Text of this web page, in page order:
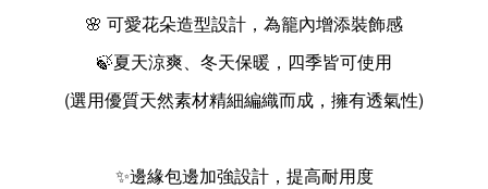
🌸 可愛花朵造型設計，為籠內增添裝飾感
🍃夏天涼爽、冬天保暖，四季皆可使用
(選用優質天然素材精細編織而成，擁有透氣性)
✨邊緣包邊加強設計，提高耐用度